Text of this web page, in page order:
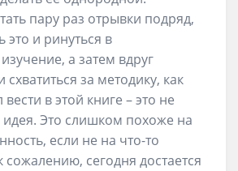
пару раз отрывки подряд,
это и ринуться в
а затем вдруг
за методику, как
в этой книге – это не
Это слишком похоже на
если не на что-то
сегодня достается